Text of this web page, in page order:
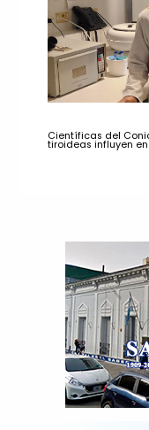
Científicas del
tiroideas influyen